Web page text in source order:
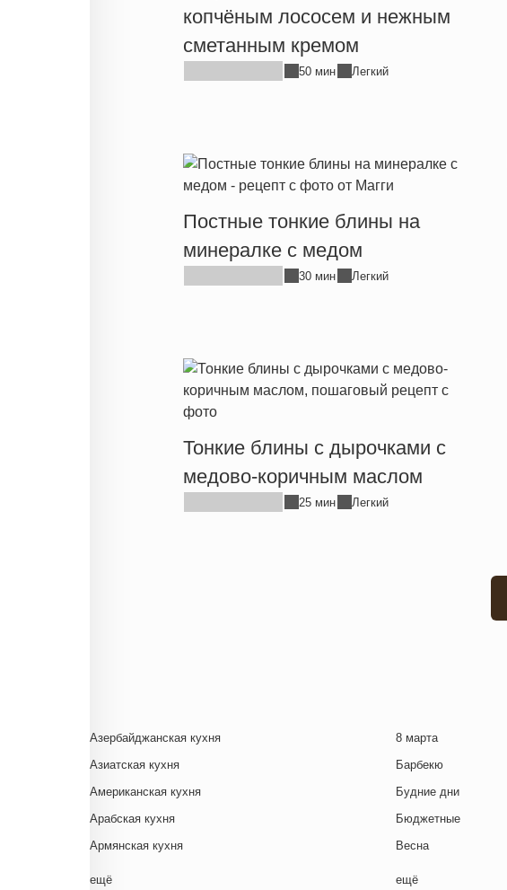
копчёным лососем и нежным
сметанным кремом
50 мин Легкий
Постные тонкие блины на
минералке с медом
30 мин Легкий
Тонкие блины с дырочками с
медово-коричным маслом
25 мин Легкий
Азербайджанская кухня
Азиатская кухня
Американская кухня
Арабская кухня
Армянская кухня
Белорусская
ещё
8 марта
Барбекю
Будние дни
Бюджетные
Весна
Выходные дни
ещё